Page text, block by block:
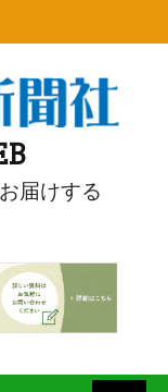
届けする